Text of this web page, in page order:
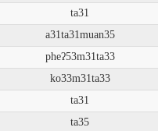
ta31
a31ta31muan35
pheʔ53m31ta33
ko33m31ta33
ta31
ta35